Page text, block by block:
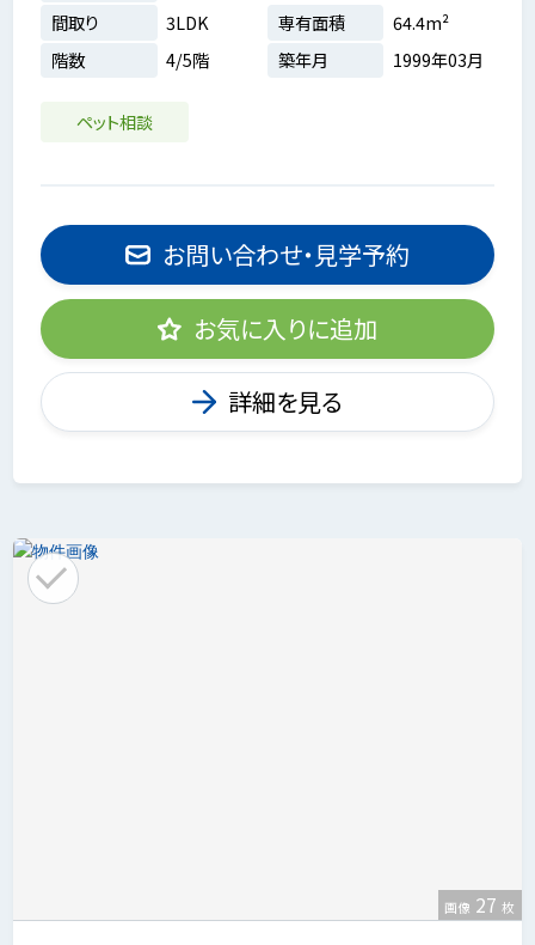
間取り
3LDK 専有面積
64.4m²
階数
4/5階 築年月 1999年03月
ペット相談
お問い合わせ・見学予約
お気に入りに追加
詳細を見る
画像 27 枚